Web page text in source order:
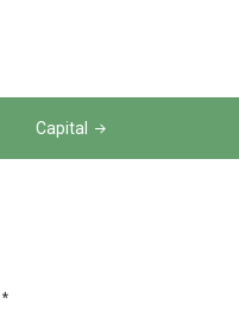
Capital
*